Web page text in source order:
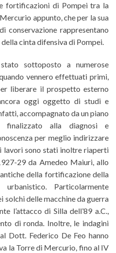
fortificazioni di Pompei tra la
appunto, che per la sua
conservazione rappresentano
cinta difensiva di Pompei.
sottoposto a numerose
vennero effettuati primi,
liberare il prospetto esterno
oggi oggetto di studi e
accompagnato da un piano
alla diagnosi e
per meglio indirizzare
lavori sono stati inoltre riaperti
29 da Amedeo Maiuri, allo
della fortificazione della
Particolarmente
solchi delle macchine da guerra
l’attacco di Silla dell’89 a.C.,
di ronda. Inoltre, le indagini
Dott. Federico De Feo hanno
la Torre di Mercurio, fino al IV